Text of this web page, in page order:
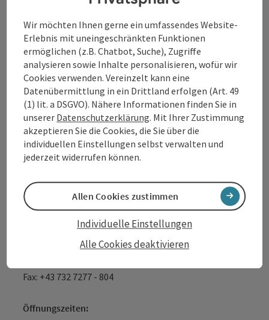
Kontakt
Tourismusverband Donauregion
Oberösterreich
WGD Donau Oberösterreich Tourismus
GmbH
Lindengasse 9
4040 Linz
+43 732 7277 - 888
Fax: +43 732 7277 - 804
Öffnungszeiten:
Wir möchten Ihnen gerne ein umfassendes Website-
Erlebnis mit uneingeschränkten Funktionen
ermöglichen (z.B. Chatbot, Suche), Zugriffe
analysieren sowie Inhalte personalisieren, wofür wir
Cookies verwenden. Vereinzelt kann eine
Datenübermittlung in ein Drittland erfolgen (Art. 49
(1) lit. a DSGVO). Nähere Informationen finden Sie in
unserer Datenschutzerklärung. Mit Ihrer Zustimmung
akzeptieren Sie die Cookies, die Sie über die
individuellen Einstellungen selbst verwalten und
jederzeit widerrufen können.
Alle Cookies deaktivieren
Individuelle Einstellungen
Allen Cookies zustimmen